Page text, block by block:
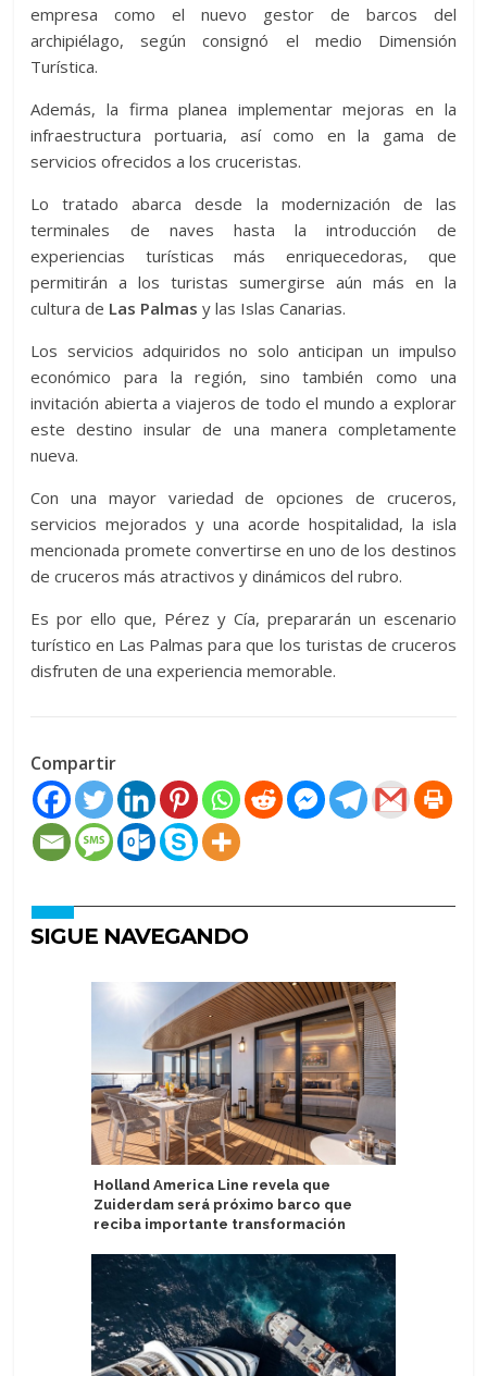
empresa como el nuevo gestor de barcos del
archipiélago, según consignó el medio Dimensión
Turística.
Además, la firma planea implementar mejoras en la
infraestructura portuaria, así como en la gama de
servicios ofrecidos a los cruceristas.
Lo tratado abarca desde la modernización de las
terminales de naves hasta la introducción de
experiencias turísticas más enriquecedoras, que
permitirán a los turistas sumergirse aún más en la
cultura de Las Palmas y las Islas Canarias.
Los servicios adquiridos no solo anticipan un impulso
económico para la región, sino también como una
invitación abierta a viajeros de todo el mundo a explorar
este destino insular de una manera completamente
nueva.
Con una mayor variedad de opciones de cruceros,
servicios mejorados y una acorde hospitalidad, la isla
mencionada promete convertirse en uno de los destinos
de cruceros más atractivos y dinámicos del rubro.
Es por ello que, Pérez y Cía, prepararán un escenario
turístico en Las Palmas para que los turistas de cruceros
disfruten de una experiencia memorable.
Compartir
SIGUE NAVEGANDO
Holland America Line revela que
Zuiderdam será próximo barco que
reciba importante transformación